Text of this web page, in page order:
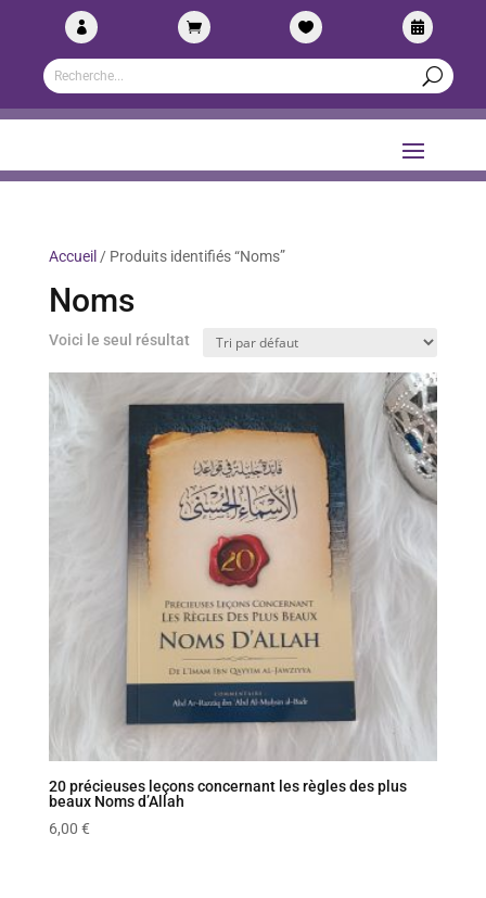
   
Accueil / Produits identifiés “Noms”
Noms
Voici le seul résultat
20 précieuses leçons concernant les règles des plus
beaux Noms d’Allah
6,00 €